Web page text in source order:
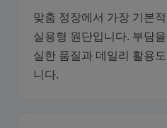
맞춤 정장에서 가장 기본
실용형 원단입니다. 부담
실한 품질과 데일리 활용
니다.